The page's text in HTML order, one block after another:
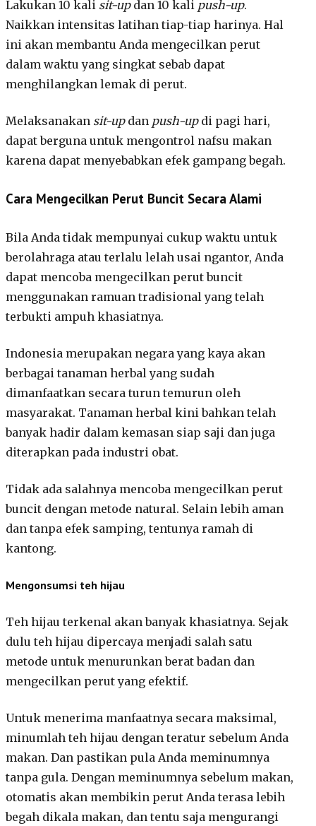
Lakukan 10 kali sit-updan 10 kali push-up.
Naikkan intensitas latihan tiap-tiap harinya. Hal
ini akan membantu Anda mengecilkan perut
dalam waktu yang singkat sebab dapat
menghilangkan lemak di perut.
Melaksanakan sit-updan push-updi pagi hari,
dapat berguna untuk mengontrol nafsu makan
karena dapat menyebabkan efek gampang begah.
Cara Mengecilkan Perut Buncit Secara Alami
Bila Anda tidak mempunyai cukup waktu untuk
berolahraga atau terlalu lelah usai ngantor, Anda
dapat mencoba mengecilkan perut buncit
menggunakan ramuan tradisional yang telah
terbukti ampuh khasiatnya.
Indonesia merupakan negara yang kaya akan
berbagai tanaman herbal yang sudah
dimanfaatkan secara turun temurun oleh
masyarakat. Tanaman herbal kini bahkan telah
banyak hadir dalam kemasan siap saji dan juga
diterapkan pada industri obat.
Tidak ada salahnya mencoba mengecilkan perut
buncit dengan metode natural. Selain lebih aman
dan tanpa efek samping, tentunya ramah di
kantong.
Mengonsumsi teh hijau
Teh hijau terkenal akan banyak khasiatnya. Sejak
dulu teh hijau dipercaya menjadi salah satu
metode untuk menurunkan berat badan dan
mengecilkan perut yang efektif.
Untuk menerima manfaatnya secara maksimal,
minumlah teh hijau dengan teratur sebelum Anda
makan. Dan pastikan pula Anda meminumnya
tanpa gula. Dengan meminumnya sebelum makan,
otomatis akan membikin perut Anda terasa lebih
begah dikala makan, dan tentu saja mengurangi